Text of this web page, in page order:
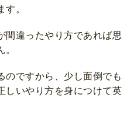
。
間違ったやり方であれば思
のですから、少し面倒でも
しいやり方を身につけて英